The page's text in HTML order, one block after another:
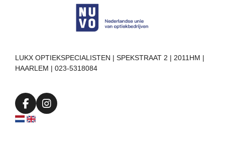
LUKX OPTIEKSPECIALISTEN | SPEKSTRAAT 2 | 2011HM |
HAARLEM | 023-5318084
F
a
I